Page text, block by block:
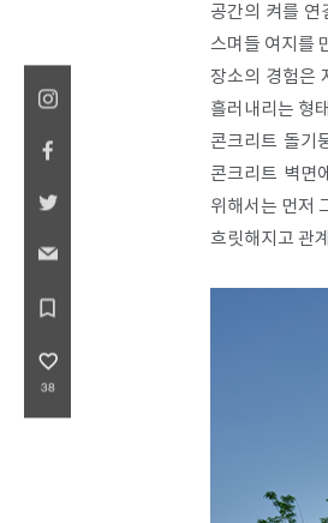
공간의 켜를 연
스며들 여지를
장소의 경험은
흘러내리는 형
콘크리트 돌기
콘크리트 벽면
위해서는 먼저
흐릿해지고 관
bookmark_border
favorite_border
38